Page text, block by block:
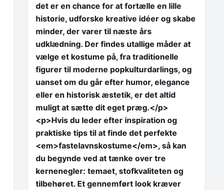
det er en chance for at fortælle en lille
historie, udforske kreative idéer og skabe
minder, der varer til næste års
udklædning. Der findes utallige måder at
vælge et kostume på, fra traditionelle
figurer til moderne popkulturdarlings, og
uanset om du går efter humor, elegance
eller en historisk æstetik, er det altid
muligt at sætte dit eget præg.</p>
<p>Hvis du leder efter inspiration og
praktiske tips til at finde det perfekte
<em>fastelavnskostume</em>, så kan
du begynde ved at tænke over tre
kernenegler: temaet, stofkvaliteten og
tilbehøret. Et gennemført look kræver